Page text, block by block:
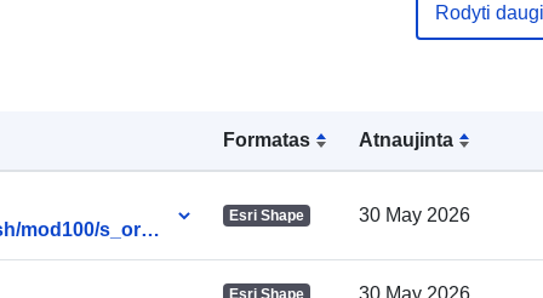
Formatas Atnaujinta
mod100/s_orga
Esri Shape 30 May 2026
Esri Shape 30 May 2026
Rodyti